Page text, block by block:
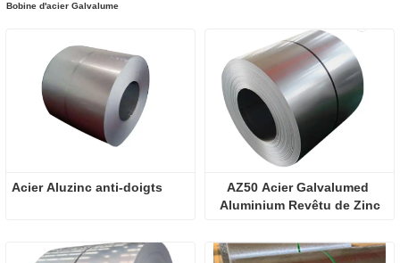
Bobine d'acier Galvalume
Acier Aluzinc anti-doigts
AZ50 Acier Galvalumed
Aluminium Revêtu de Zinc